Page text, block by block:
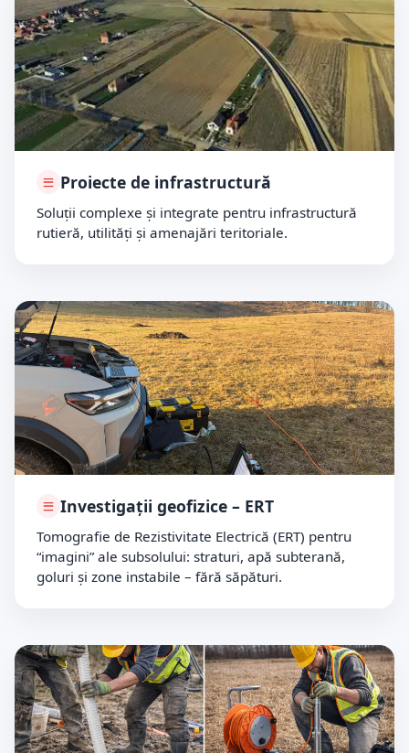
Proiecte de infrastructură
Soluții complexe și integrate pentru infrastructură
rutieră, utilități și amenajări teritoriale.
Investigații geofizice – ERT
Tomografie de Rezistivitate Electrică (ERT) pentru
“imagini” ale subsolului: straturi, apă subterană,
goluri și zone instabile – fără săpături.